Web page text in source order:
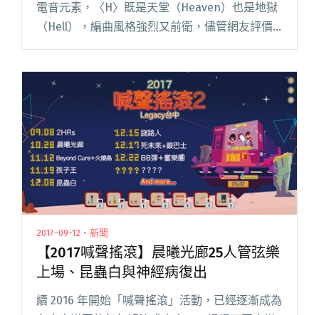
電音元素，〈H〉既是天堂（Heaven）也是地獄
（Hell），編曲風格強烈又前衛，儘管網友評價
兩極，有人推崇、有人表示聽不懂，但世外桃源
讀全文 "【週五看MV】殭屍聽世外桃源跳Vogue
茄子蛋新MV未滿18不宜觀看"
2017-09-12・新聞
【2017喊聲搖滾】晨曦光廊25人管弦樂
上場、昆蟲白與神經病復出
續 2016 年開始「喊聲搖滾」活動，已經逐漸成為